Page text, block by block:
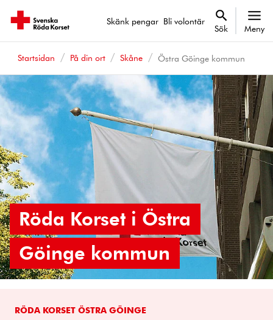
Skänk pengar Bli volontär
Sök Meny
Startsidan På din ort Skåne Östra Göinge kommun
Röda Korset i Östra
Göinge kommun
RÖDA KORSET ÖSTRA GÖINGE